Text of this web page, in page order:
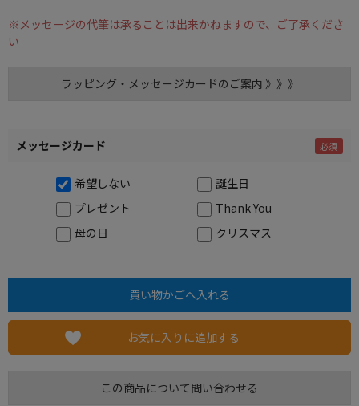
※メッセージの代筆は承ることは出来かねますので、ご了承くださ
い
ラッピング・メッセージカードのご案内 》》》
メッセージカード
希望しない
誕生日
プレゼント
Thank You
母の日
クリスマス
お気に入りに追加する
この商品について問い合わせる